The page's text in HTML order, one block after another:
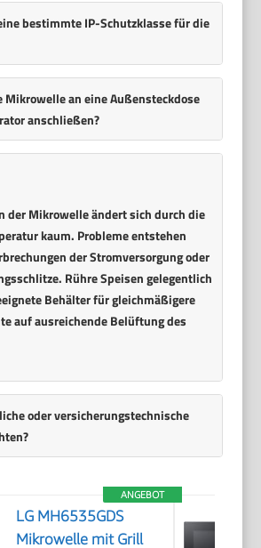
bestimmte IP-Schutzklasse für die
Mikrowelle an eine Außensteckdose
anschließen?
der Mikrowelle ändert sich durch die
kaum. Probleme entstehen
der Stromversorgung oder
Rühre Speisen gelegentlich
Behälter für gleichmäßigere
auf ausreichende Belüftung des
oder versicherungstechnische
ANGEBOT
LG MH6535GDS
Mikrowelle mit Grill